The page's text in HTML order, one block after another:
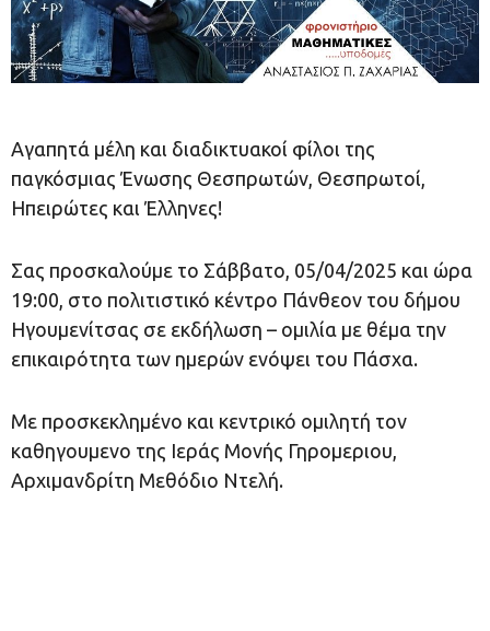
Αγαπητά μέλη και διαδικτυακοί φίλοι της
παγκόσμιας Ένωσης Θεσπρωτών, Θεσπρωτοί,
Ηπειρώτες και Έλληνες!
Σας προσκαλούμε το Σάββατο, 05/04/2025 και ώρα
19:00, στο πολιτιστικό κέντρο Πάνθεον του δήμου
Ηγουμενίτσας σε εκδήλωση – ομιλία με θέμα την
επικαιρότητα των ημερών ενόψει του Πάσχα.
Με προσκεκλημένο και κεντρικό ομιλητή τον
καθηγουμενο της Ιεράς Μονής Γηρομεριου,
Αρχιμανδρίτη Μεθόδιο Ντελή.